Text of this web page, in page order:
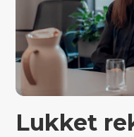
Lukket